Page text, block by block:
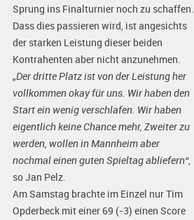
Sprung ins Finalturnier noch zu schaffen.
Dass dies passieren wird, ist angesichts
der starken Leistung dieser beiden
Kontrahenten aber nicht anzunehmen.
„Der dritte Platz ist von der Leistung her
vollkommen okay für uns. Wir haben den
Start ein wenig verschlafen. Wir haben
eigentlich keine Chance mehr, Zweiter zu
werden, wollen in Mannheim aber
nochmal einen guten Spieltag abliefern“,
so Jan Pelz.
Am Samstag brachte im Einzel nur Tim
Opderbeck mit einer 69 (-3) einen Score